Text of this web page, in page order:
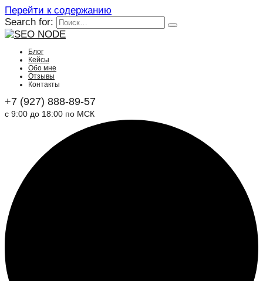
Перейти к содержанию
Search for:
Блог
Кейсы
Обо мне
Отзывы
Контакты
+7 (927) 888-89-57
с 9:00 до 18:00 по МСК